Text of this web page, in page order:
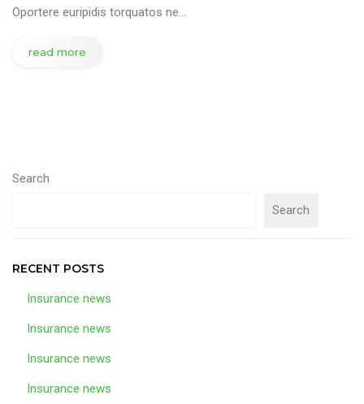
Oportere euripidis torquatos ne…
read more
Search
Search
RECENT POSTS
Insurance news
Insurance news
Insurance news
Insurance news